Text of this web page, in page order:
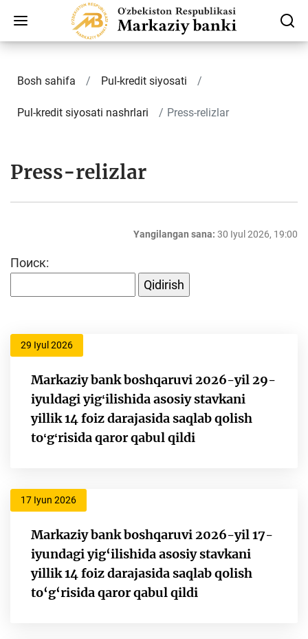
Bosh sahifa Pul-kredit siyosati
Pul-kredit siyosati nashrlari Press-relizlar
Press-relizlar
Yangilangan sana: 30 Iyul 2026, 19:00
Поиск:
29 Iyul 2026
Markaziy bank boshqaruvi 2026-yil 29-
iyuldagi yigʻilishida asosiy stavkani
yillik 14 foiz darajasida saqlab qolish
toʻgʻrisida qaror qabul qildi
17 Iyun 2026
Markaziy bank boshqaruvi 2026-yil 17-
iyundagi yig‘ilishida asosiy stavkani
yillik 14 foiz darajasida saqlab qolish
to‘g‘risida qaror qabul qildi